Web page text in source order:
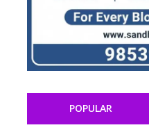
POPULAR